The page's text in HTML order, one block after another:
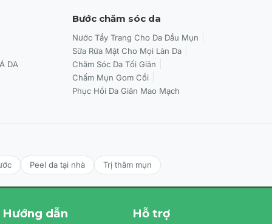
DA
Bước chăm sóc da
Nước Tẩy Trang Cho Da Dầu Mụn
Sữa Rửa Mặt Cho Mọi Làn Da
Chăm Sóc Da Tối Giản
Chấm Mụn Gom Cồi
Phục Hồi Da Giãn Mao Mạch
Peel da tại nhà Trị thâm mụn
Hướng dẫn Hỗ trợ